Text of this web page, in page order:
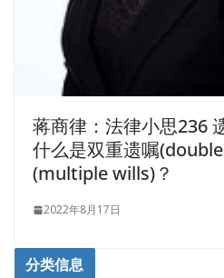
蒋商律：法律小思236
什么是双重遗嘱
(multiple wills)？
2022年8月17日
分类信息